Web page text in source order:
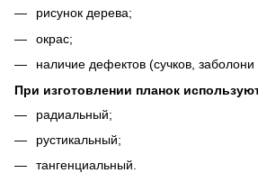
рисунок дерева;
окрас;
наличие дефектов (сучков,
При изготовлении планок
радиальный;
рустикальный;
тангенциальный.